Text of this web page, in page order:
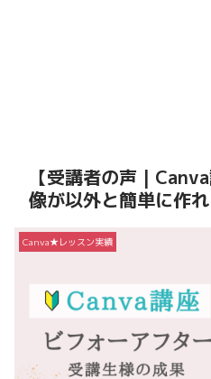
【受講者の声 |
像が以外と簡単に作
Canva★レッスン実績